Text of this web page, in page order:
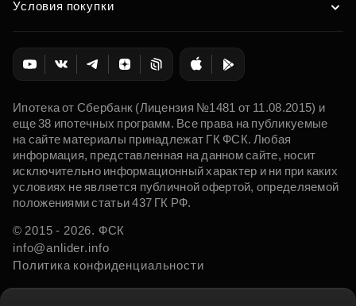
Условия покупки
Ипотека от Сбербанк (Лицензия №1481 от 11.08.2015) и
еще 38 ипотечных программ. Все права на публикуемые
на сайте материалы принадлежат ГК ФСК. Любая
информация, представленная на данном сайте, носит
исключительно информационный характер и ни при каких
условиях не является публичной офертой, определяемой
положениями статьи 437 ГК РФ.
© 2015 - 2026. ФСК
info@anlider.info
Политика конфиденциальности